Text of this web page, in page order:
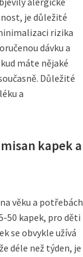
je důležité
rizika
dávku a
máte nějaké
Důležité
a
kapek a
věku a potřebách
50 kapek, pro děti
se obvykle užívá
déle než týden, je